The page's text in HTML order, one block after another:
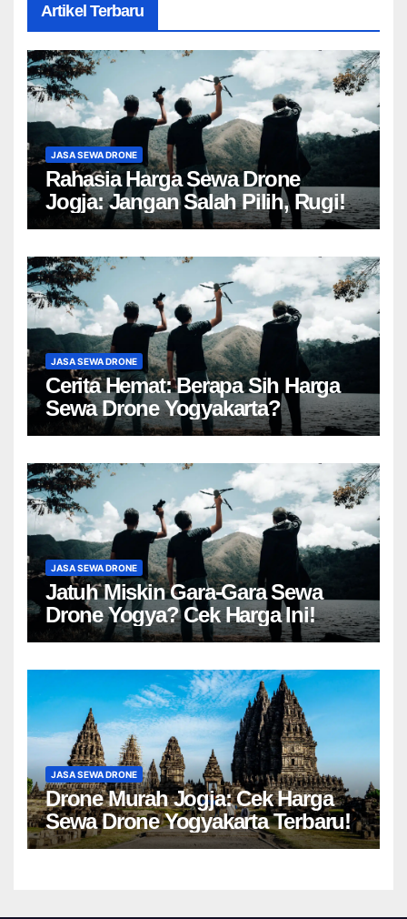
Artikel Terbaru
JASA SEWA DRONE
Rahasia Harga Sewa Drone
Jogja: Jangan Salah Pilih, Rugi!
JASA SEWA DRONE
Cerita Hemat: Berapa Sih Harga
Sewa Drone Yogyakarta?
JASA SEWA DRONE
Jatuh Miskin Gara-Gara Sewa
Drone Yogya? Cek Harga Ini!
JASA SEWA DRONE
Drone Murah Jogja: Cek Harga
Sewa Drone Yogyakarta Terbaru!